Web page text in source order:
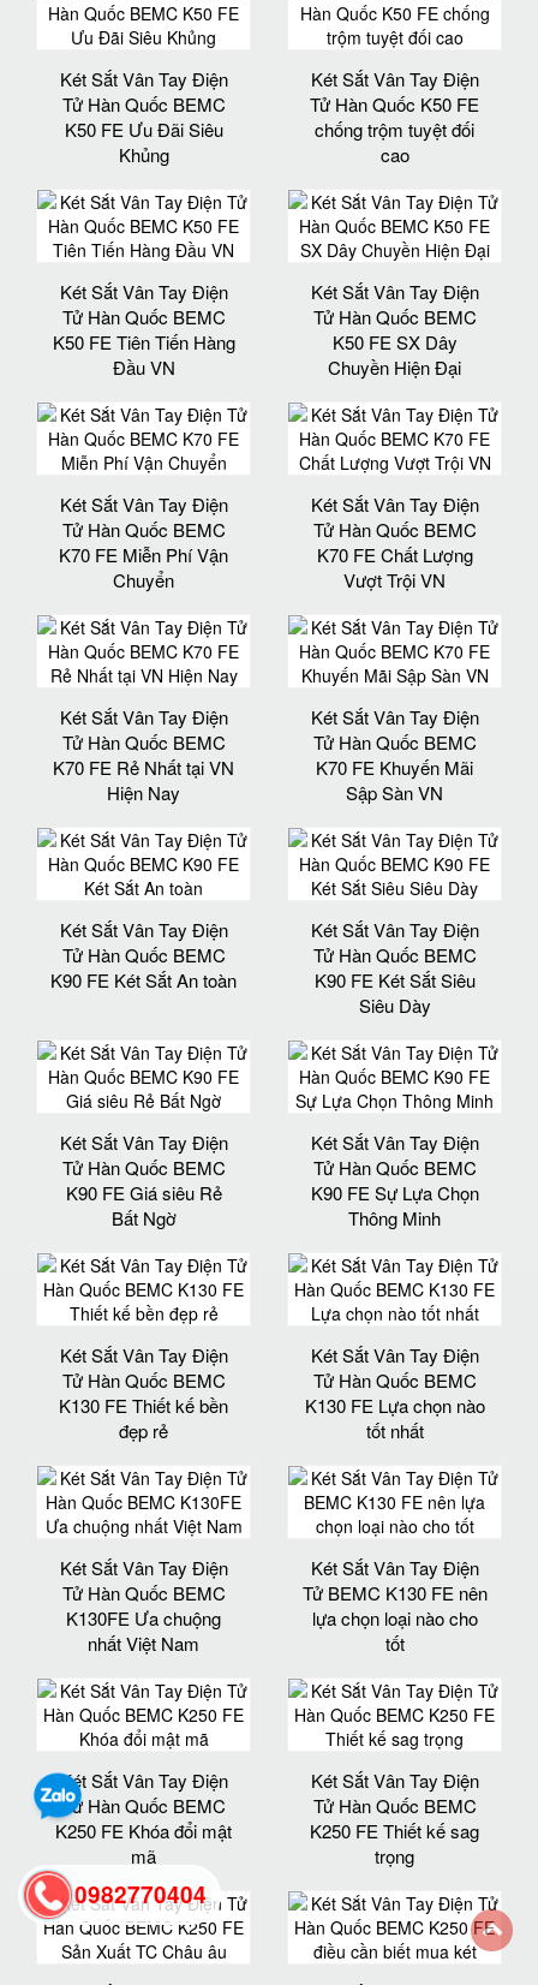
Két Sắt Vân Tay Điện
Tử Hàn Quốc BEMC
K50 FE Ưu Đãi Siêu
Khủng
Két Sắt Vân Tay Điện
Tử Hàn Quốc K50 FE
chống trộm tuyệt đối
cao
Két Sắt Vân Tay Điện
Tử Hàn Quốc BEMC
K50 FE Tiên Tiến Hàng
Đầu VN
Két Sắt Vân Tay Điện
Tử Hàn Quốc BEMC
K50 FE SX Dây
Chuyền Hiện Đại
Két Sắt Vân Tay Điện
Tử Hàn Quốc BEMC
K70 FE Miễn Phí Vận
Chuyển
Két Sắt Vân Tay Điện
Tử Hàn Quốc BEMC
K70 FE Chất Lượng
Vượt Trội VN
Két Sắt Vân Tay Điện
Tử Hàn Quốc BEMC
K70 FE Rẻ Nhất tại VN
Hiện Nay
Két Sắt Vân Tay Điện
Tử Hàn Quốc BEMC
K70 FE Khuyến Mãi
Sập Sàn VN
Két Sắt Vân Tay Điện
Tử Hàn Quốc BEMC
K90 FE Két Sắt An toàn
Két Sắt Vân Tay Điện
Tử Hàn Quốc BEMC
K90 FE Két Sắt Siêu
Siêu Dày
Két Sắt Vân Tay Điện
Tử Hàn Quốc BEMC
K90 FE Giá siêu Rẻ
Bất Ngờ
Két Sắt Vân Tay Điện
Tử Hàn Quốc BEMC
K90 FE Sự Lựa Chọn
Thông Minh
Két Sắt Vân Tay Điện
Tử Hàn Quốc BEMC
K130 FE Thiết kế bền
đẹp rẻ
Két Sắt Vân Tay Điện
Tử Hàn Quốc BEMC
K130 FE Lựa chọn nào
tốt nhất
Két Sắt Vân Tay Điện
Tử Hàn Quốc BEMC
K130FE Ưa chuộng
nhất Việt Nam
Két Sắt Vân Tay Điện
Tử BEMC K130 FE nên
lựa chọn loại nào cho
tốt
Két Sắt Vân Tay Điện
Tử Hàn Quốc BEMC
K250 FE Khóa đổi mật
mã
Két Sắt Vân Tay Điện
Tử Hàn Quốc BEMC
K250 FE Thiết kế sag
trọng
0982770404